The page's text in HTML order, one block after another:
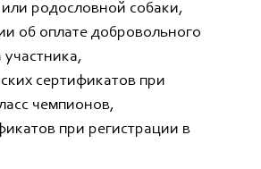
родословной собаки,
об оплате добровольного
участника,
сертификатов при
чемпионов,
при регистрации в